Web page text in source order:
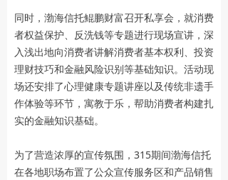
同时，渤海信托鲲鹏财富召开私享会，就消费
者权益保护、反洗钱等专题进行现场宣讲，深
入浅出地向消费者讲解消费者基本权利、投资
理财技巧和金融风险识别等基础知识。活动现
场还安排了心理健康专题讲座以及传统非遗手
作体验等环节，寓教于乐，帮助消费者构建扎
实的金融知识基础。
为了营造浓厚的宣传氛围，315期间渤海信托
在各地职场布置了公众宣传服务区和产品销售